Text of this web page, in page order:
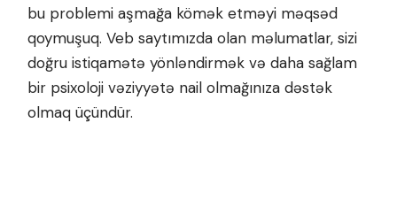
bu problemi aşmağa kömək etməyi məqsəd
qoymuşuq. Veb saytımızda olan məlumatlar, sizi
doğru istiqamətə yönləndirmək və daha sağlam
bir psixoloji vəziyyətə nail olmağınıza dəstək
olmaq üçündür.